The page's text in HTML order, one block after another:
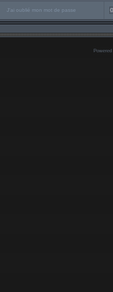
J'ai oublié mon mot de passe